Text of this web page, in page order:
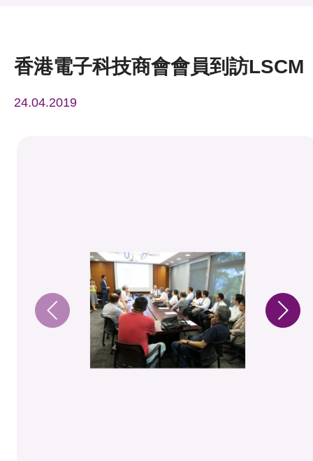
香港電子科技商會會員到訪LSCM
24.04.2019